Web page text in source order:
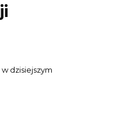
dzisiejszym